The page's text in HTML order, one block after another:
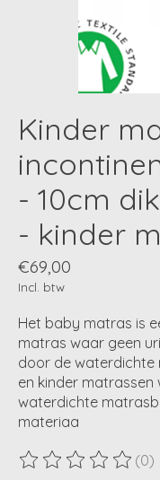
Kinder
- 10cm
- kinder
€69,00
Incl. btw
Het baby matras is
matras waar geen
door de waterdichte
en kinder matrassen
waterdichte
materiaa
De beoordeling van
(0)